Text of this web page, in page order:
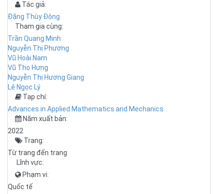
Tác giả:
Đặng Thùy Đông
Tham gia cùng:
Trần Quang Minh
Nguyễn Thị Phương
Vũ Hoài Nam
Vũ Thọ Hưng
Nguyễn Thị Hương Giang
Lê Ngọc Lý
Tạp chí:
Advances in Applied Mathematics and Mechanics
Năm xuất bản:
2022
Trang:
Từ trang đến trang
Lĩnh vực:
Phạm vi:
Quốc tế